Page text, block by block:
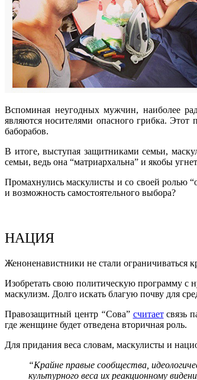
Вспоминая неугодных мужчин, наиболее
являются носителями опасного грибка.
баборабов.
В итоге, выступая защитниками семьи,
семьи, ведь она “матриархальна” и якобы
Промахнулись маскулисты и со своей ролью
и возможность самостоятельного выбора?
НАЦИЯ
Женоненавистники не стали ограничиваться
Изобретать свою политическую программу с
маскулизм. Долго искать благую почву для
Правозащитный центр “Сова” считаетсвязь
где женщине будет отведена вторичная роль.
Для придания веса словам, маскулисты и
“Крайне правые сообщества,
культурного веса их реакционному